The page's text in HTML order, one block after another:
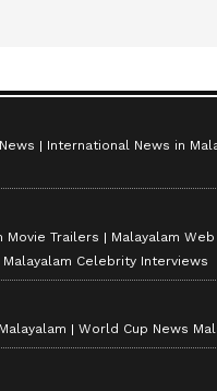
International News in
Movie Trailers
Malayalam
Malayalam Celebrity Interviews
World Cup News